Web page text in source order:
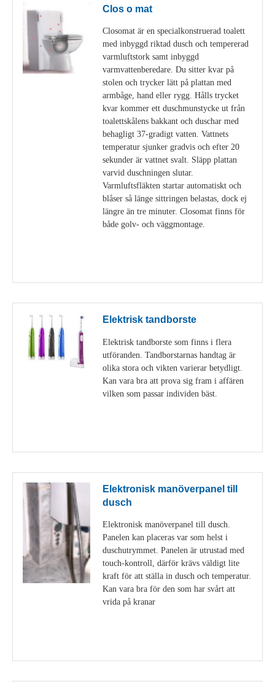
Clos o mat
Closomat är en specialkonstruerad toalett
med inbyggd riktad dusch och tempererad
varmluftstork samt inbyggd
varmvattenberedare. Du sitter kvar på
stolen och trycker lätt på plattan med
armbåge, hand eller rygg. Hålls trycket
kvar kommer ett duschmunstycke ut från
toalettskålens bakkant och duschar med
behagligt 37-gradigt vatten. Vattnets
temperatur sjunker gradvis och efter 20
sekunder är vattnet svalt. Släpp plattan
varvid duschningen slutar.
Varmluftsfläkten startar automatiskt och
blåser så länge sittringen belastas, dock ej
längre än tre minuter. Closomat finns för
både golv- och väggmontage.
Elektrisk tandborste
Elektrisk tandborste som finns i flera
utföranden. Tandborstarnas handtag är
olika stora och vikten varierar betydligt.
Kan vara bra att prova sig fram i affären
vilken som passar individen bäst.
Elektronisk manöverpanel till
dusch
Elektronisk manöverpanel till dusch.
Panelen kan placeras var som helst i
duschutrymmet. Panelen är utrustad med
touch-kontroll, därför krävs väldigt lite
kraft för att ställa in dusch och temperatur.
Kan vara bra för den som har svårt att
vrida på kranar